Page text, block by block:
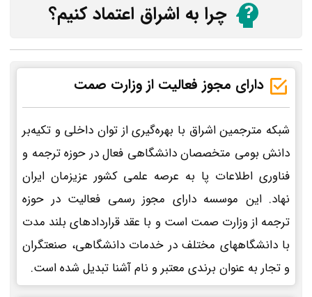
چرا به اشراق اعتماد کنیم؟
دارای مجوز فعالیت از وزارت صمت
شبکه مترجمین اشراق با بهره‌گیری از توان داخلی و تکیه‌بر
دانش بومی متخصصان دانشگاهی فعال در حوزه ترجمه و
فناوری اطلاعات پا به عرصه علمی کشور عزیزمان ایران
نهاد. این موسسه دارای مجوز رسمی فعالیت در حوزه
ترجمه از وزارت صمت است و با عقد قراردادهای بلند مدت
با دانشگاههای مختلف در خدمات دانشگاهی، صنعتگران
و تجار به عنوان برندی معتبر و نام آشنا تبدیل شده است.